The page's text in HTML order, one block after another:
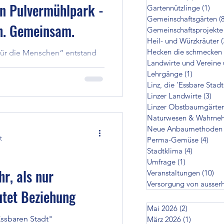
die schmecken
Landwirte
ausserhalb
Pulvermühlpark -
Gemeinsam.
die Menschen“ entstand
mit Raum für einen
falls das Wetter nicht
Er lädt Anwohner
einen Moment
Kranz, Park und Natur auf
als nur
Beziehung
Stadt"
Gartennützlinge (1)
Gemeinschaftsgärten
Gemeinschaftsprojekte
Heil- und Würzkräuter
Hecken die schmecken
Landwirte und Vereine
Lehrgänge (1)
Linz, die 'Essbare
Linzer Landwirte (3)
Linzer
Naturwesen &
Neue Anbaumethoden
Perma-Gemüse (4)
Stadtklima (4)
Umfrage (1)
Veranstaltungen (10)
Versorgung von
Mai 2026 (2)
März 2026 (1)